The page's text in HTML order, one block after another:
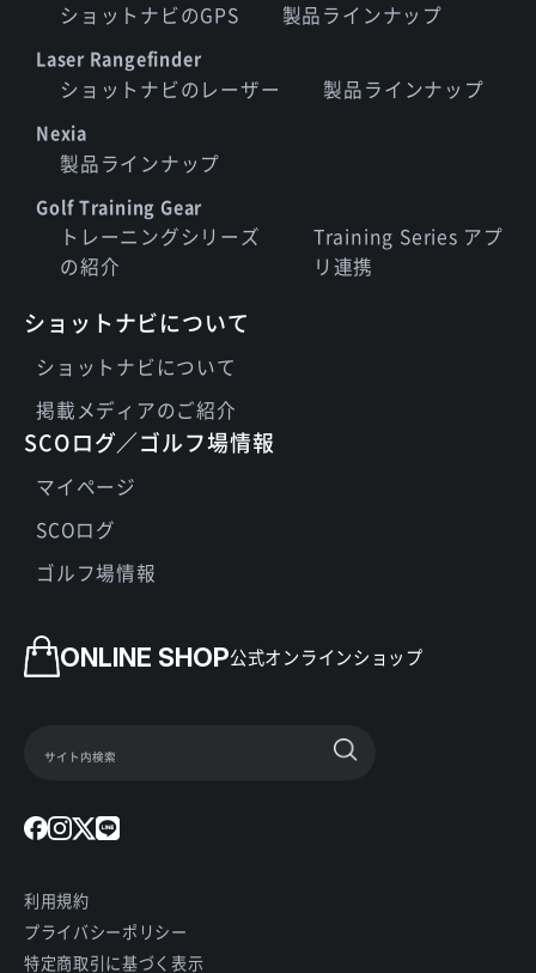
ONLINE SHOP公式オンラインショップ
利用規約
プライバシーポリシー
特定商取引に基づく表示
ショットナビのGPS 製品ラインナップ
Laser Rangefinder
ショットナビのレーザー 製品ラインナップ
Nexia
製品ラインナップ
Golf Training Gear
トレーニングシリーズ
の紹介
Training Series アプ
リ連携
ショットナビについて
ショットナビについて
掲載メディアのご紹介
SCOログ／ゴルフ場情報
マイページ
SCOログ
ゴルフ場情報